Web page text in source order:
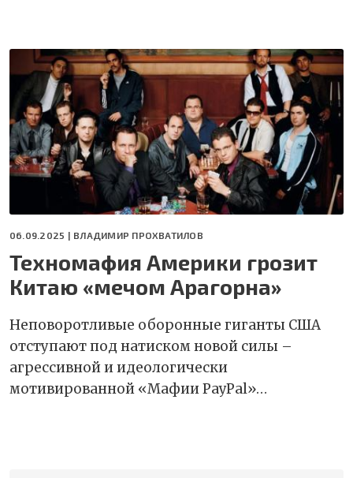
06.09.2025 | ВЛАДИМИР ПРОХВАТИЛОВ
Техномафия Америки грозит
Китаю «мечом Арагорна»
Неповоротливые оборонные гиганты США
отступают под натиском новой силы –
агрессивной и идеологически
мотивированной «Мафии PayPal»…